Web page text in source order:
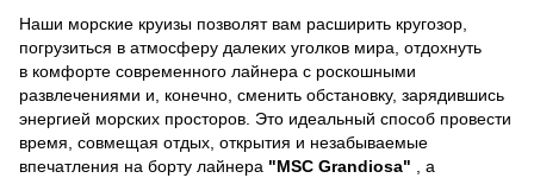
Наши морские круизы позволят вам расширить кругозор,
погрузиться в атмосферу далеких уголков мира, отдохнуть
в комфорте современного лайнера с роскошными
развлечениями и, конечно, сменить обстановку, зарядившись
энергией морских просторов. Это идеальный способ провести
время, совмещая отдых, открытия и незабываемые
впечатления на борту лайнера "MSC Grandiosa"
, a